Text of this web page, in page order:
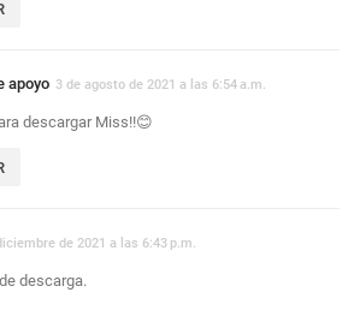
apoyo 3 de agosto de 2021 a las 6:54 a.m.
descargar Miss!!😊
de 2021 a las 6:43 p.m.
descarga.